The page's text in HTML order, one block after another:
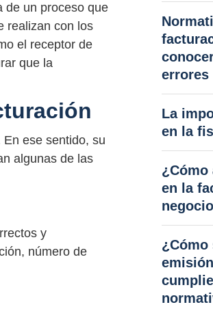
de un proceso que
realizan con los
el receptor de
que la
ese sentido, su
algunas de las
y
número de
errores
La
en la
en la